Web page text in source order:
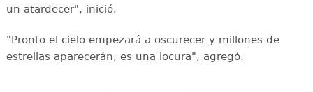
un atardecer", inició.
"Pronto el cielo empezará a oscurecer y millones de
estrellas aparecerán, es una locura", agregó.